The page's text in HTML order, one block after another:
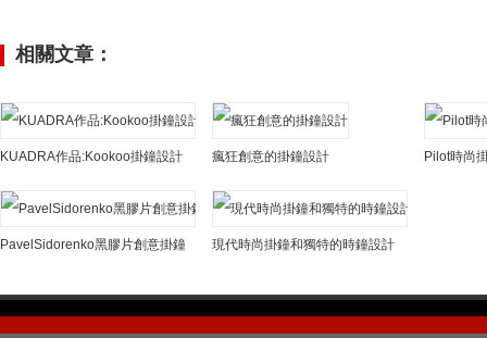
相關文章：
KUADRA作品:Kookoo掛鐘設計 瘋狂創意的掛鐘設計 Pilot時尚
PavelSidorenko黑膠片創意掛鐘 現代時尚掛鐘和獨特的時鐘設計